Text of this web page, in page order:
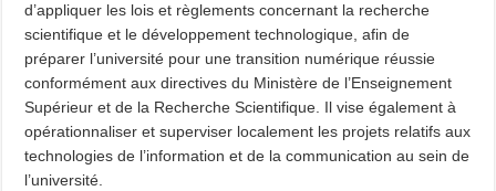
d’appliquer les lois et règlements concernant la recherche
scientifique et le développement technologique, afin de
préparer l’université pour une transition numérique réussie
conformément aux directives du Ministère de l’Enseignement
Supérieur et de la Recherche Scientifique. Il vise également à
opérationnaliser et superviser localement les projets relatifs aux
technologies de l’information et de la communication au sein de
l’université.